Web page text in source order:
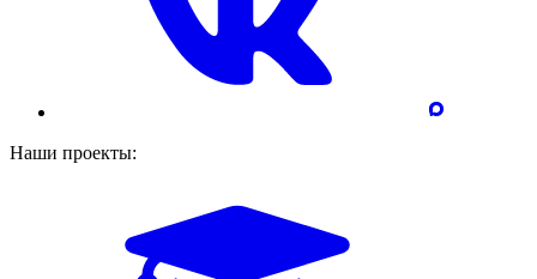
Наши проекты: